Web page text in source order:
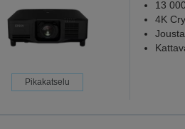
Pikakatselu
13
4K